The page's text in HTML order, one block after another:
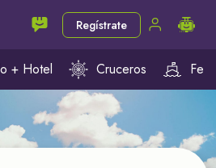
Regístrate
+ Hotel Cruceros